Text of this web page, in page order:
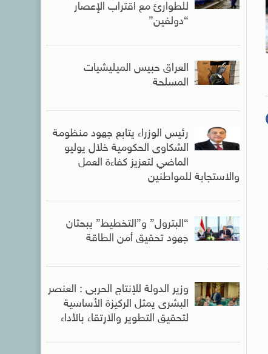
للطوارئ مع اقتراب الإعصار
“دولفين”
العراق حبيس الميليشيات
المسلحة
رئيس الوزراء يتابع جهود منظومة
الشكاوى الحكومية خلال يوليو
الماضي لتعزيز كفاءة العمل
والاستجابة للمواطنين
“البترول” و”التخطيط” يبحثان
جهود تحقيق أمن الطاقة
وزير الدولة للإنتاج الحربى : العنصر
البشرى يمثل الركيزة الأساسية
لتحقيق التطوير والارتقاء بالأداء